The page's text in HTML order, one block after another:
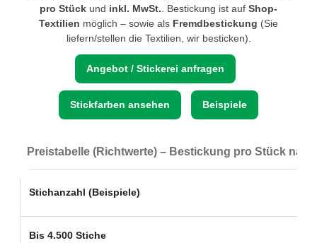
pro Stück und inkl. MwSt. . Bestickung ist auf Shop-
Textilien möglich – sowie als Fremdbestickung (Sie
liefern/stellen die Textilien, wir besticken).
Angebot / Stickerei anfragen
Stickfarben ansehen Beispiele
Preistabelle (Richtwerte) – Bestickung pro Stück
Stichanzahl (Beispiele)
Bis 4.500 Stiche